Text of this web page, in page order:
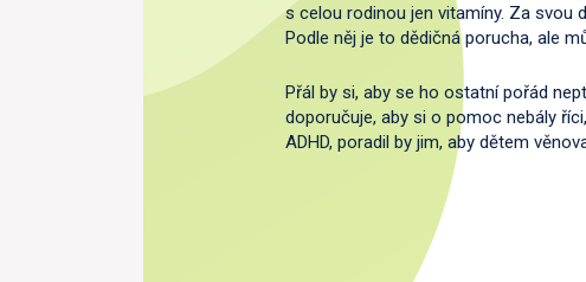
s celou rodinou jen vitamíny. Za svou
Podle něj je to dědičná porucha, ale
Přál by si, aby se ho ostatní pořád
doporučuje, aby si o pomoc nebály
ADHD, poradil by jim, aby dětem